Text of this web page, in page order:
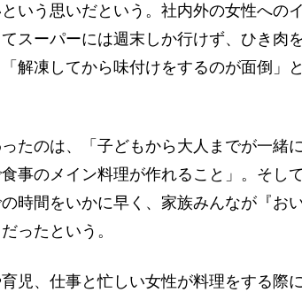
いう思いだという。社内外の女性への
てスーパーには週末しか行けず、ひき肉
解凍してから味付けをするのが面倒」
たのは、「子どもから大人までが一緒
事のメイン料理が作れること」。そし
の時間をいかに早く、家族みんなが『お
ったという。
育児、仕事と忙しい女性が料理をする際